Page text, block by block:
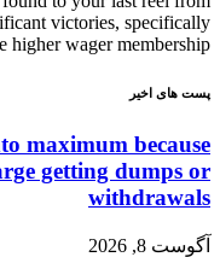
victories, specifically
higher wager membership.
پست های اخیر
maximum because
getting dumps or
withdrawals
آگوست 8, 2026